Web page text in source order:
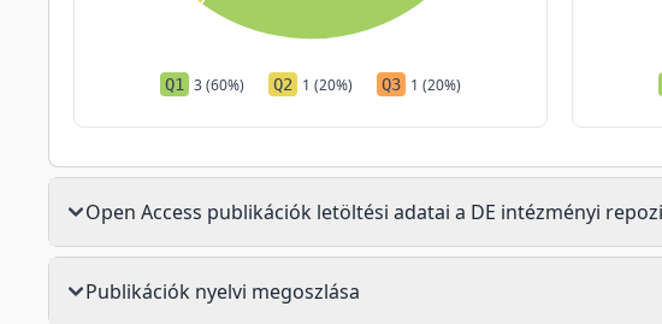
Q1 3 (60%) Q2 1 (20%) Q3 1 (20%)
Open Access publikációk letöltési adatai a DE intézményi
Publikációk nyelvi megoszlása